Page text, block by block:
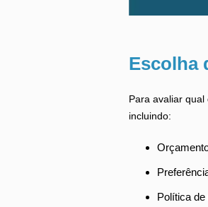
Escolha
Para avaliar
incluindo:
Política